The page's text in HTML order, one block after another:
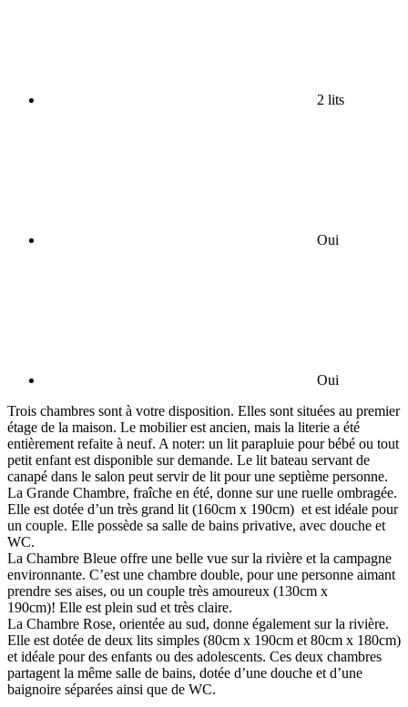
2 lits
Oui
Oui
Trois chambres sont à votre disposition. Elles sont situées au premier
étage de la maison. Le mobilier est ancien, mais la literie a été
entièrement refaite à neuf. A noter: un lit parapluie pour bébé ou tout
petit enfant est disponible sur demande. Le lit bateau servant de
canapé dans le salon peut servir de lit pour une septième personne.
La Grande Chambre, fraîche en été, donne sur une ruelle ombragée.
Elle est dotée d’un très grand lit (160cm x 190cm) et est idéale pour
un couple. Elle possède sa salle de bains privative, avec douche et
WC.
La Chambre Bleue offre une belle vue sur la rivière et la campagne
environnante. C’est une chambre double, pour une personne aimant
prendre ses aises, ou un couple très amoureux (130cm x
190cm)! Elle est plein sud et très claire.
La Chambre Rose, orientée au sud, donne également sur la rivière.
Elle est dotée de deux lits simples (80cm x 190cm et 80cm x 180cm)
et idéale pour des enfants ou des adolescents. Ces deux chambres
partagent la même salle de bains, dotée d’une douche et d’une
baignoire séparées ainsi que de WC.